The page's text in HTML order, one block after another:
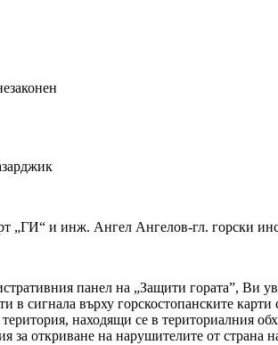
„ГИ“ и инж. Ангел Ангелов-гл. горски
панел на „Защити гората”, Ви
в сигнала върху горскостопанските
територия, находящи се в
за откриване на нарушителите от